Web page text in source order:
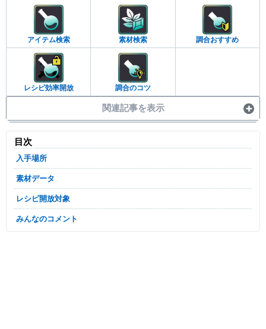
アイテム検索 素材検索 調合おすすめ
レシピ効率開放 調合のコツ
関連記事を表示
目次
入手場所
素材データ
レシピ開放対象
みんなのコメント